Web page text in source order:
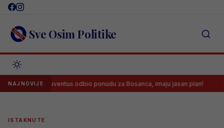
Skip
content Sve Osim Politike
NAJNOVIJE
Juventus odbio ponudu za Bosanca, imaju jasan plan!
ISTAKNUTE